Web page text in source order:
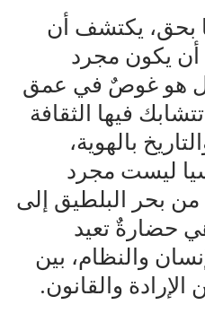
بحق، يكتشف أن
أن يكون مجرد
هو غوصٌ في عمق
فيها الثقافة
بالهوية،
ليست مجرد
بحر البلطيق إلى
حضارةٌ تعيد
والنظام، بين
الإرادة والقانون.